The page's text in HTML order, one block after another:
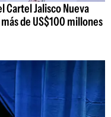
Cartel Jalisco Nueva
de US$100 millones